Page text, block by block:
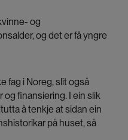
og
og det er få yngre
fag i Noreg, slit også
og finansiering. I ein slik
å tenkje at sidan ein
på huset, så